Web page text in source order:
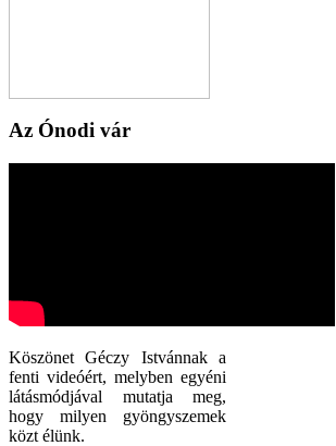
Az Ónodi vár
Köszönet Géczy Istvánnak a
fenti videóért, melyben egyéni
látásmódjával mutatja meg,
hogy milyen gyöngyszemek
közt élünk.